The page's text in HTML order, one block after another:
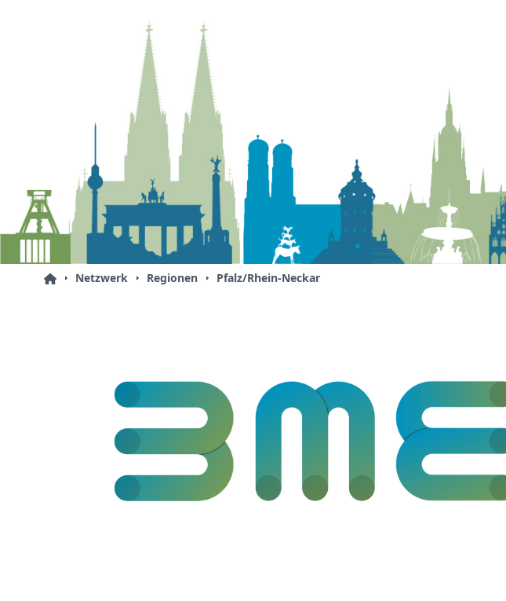
Netzwerk Regionen Pfalz/Rhein-Neckar